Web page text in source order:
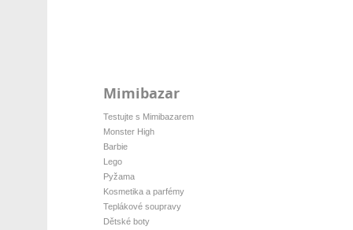
Mimibazar
Testujte s Mimibazarem
Monster High
Barbie
Lego
Pyžama
Kosmetika a parfémy
Teplákové soupravy
Dětské boty